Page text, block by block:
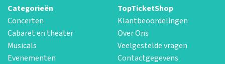
Categorieën
Concerten
Cabaret en theater
Musicals
Evenementen
TopTicketShop
Klantbeoordelingen
Over Ons
Veelgestelde vragen
Contactgegevens